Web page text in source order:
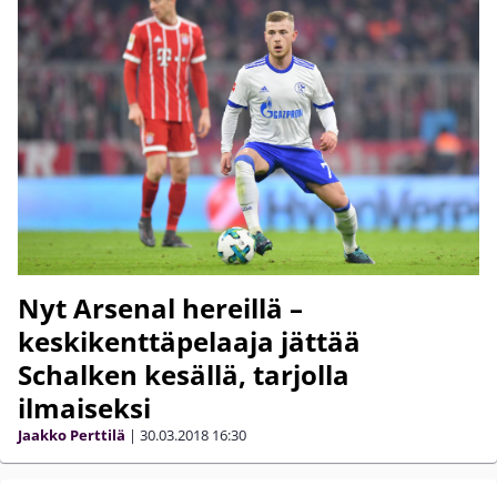
Nyt Arsenal hereillä –
keskikenttäpelaaja jättää
Schalken kesällä, tarjolla
ilmaiseksi
Jaakko Perttilä | 30.03.2018 16:30